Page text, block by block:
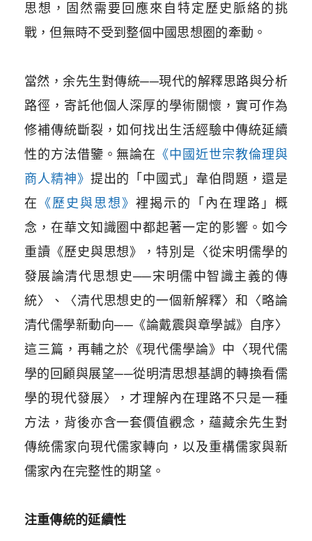
思想，固然需要回應來自特定歷史脈絡的挑
戰，但無時不受到整個中國思想圈的牽動。
當然，余先生對傳統──現代的解釋思路與分析
路徑，寄託他個人深厚的學術關懷，實可作為
修補傳統斷裂，如何找出生活經驗中傳統延續
性的方法借鑒。無論在 《中國近世宗教倫理與
商人精神》 提出的「中國式」韋伯問題，還是
在 《歷史與思想》 裡揭示的「內在理路」概
念，在華文知識圈中都起著一定的影響。如今
重讀《歷史與思想》，特別是 〈從宋明儒學的
發展論清代思想史──宋明儒中智識主義的傳
統〉、〈清代思想史的一個新解釋〉和〈略論
清代儒學新動向──《論戴震與章學誠》自序〉
這三篇，再輔之於《現代儒學論》中〈現代儒
學的回顧與展望──從明清思想基調的轉換看儒
學的現代發展〉，才理解內在理路不只是一種
方法，背後亦含一套價值觀念，蘊藏余先生對
傳統儒家向現代儒家轉向，以及重構儒家與新
儒家內在完整性的期望。
注重傳統的延續性